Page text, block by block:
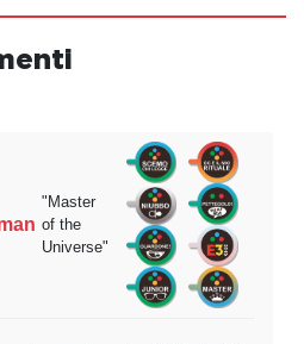
"Master
of the
Universe"